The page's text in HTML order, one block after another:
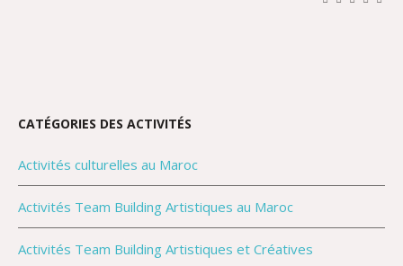
CATÉGORIES DES ACTIVITÉS
Activités culturelles au Maroc
Activités Team Building Artistiques au Maroc
Activités Team Building Artistiques et Créatives